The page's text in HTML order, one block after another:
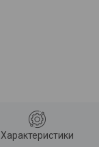
Характеристики